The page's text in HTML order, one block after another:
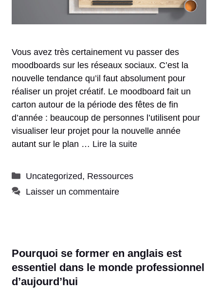
Vous avez très certainement vu passer des
moodboards sur les réseaux sociaux. C’est la
nouvelle tendance qu’il faut absolument pour
réaliser un projet créatif. Le moodboard fait un
carton autour de la période des fêtes de fin
d’année : beaucoup de personnes l’utilisent pour
visualiser leur projet pour la nouvelle année
autant sur le plan … Lire la suite
Catégories
Uncategorized, Ressources
Laisser un commentaire
Pourquoi se former en anglais est
essentiel dans le monde professionnel
d’aujourd’hui